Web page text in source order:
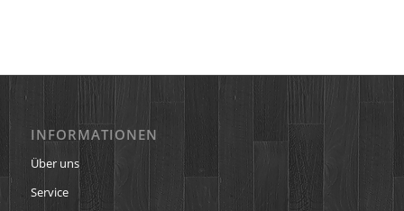
INFORMATIONEN
Über uns
Service